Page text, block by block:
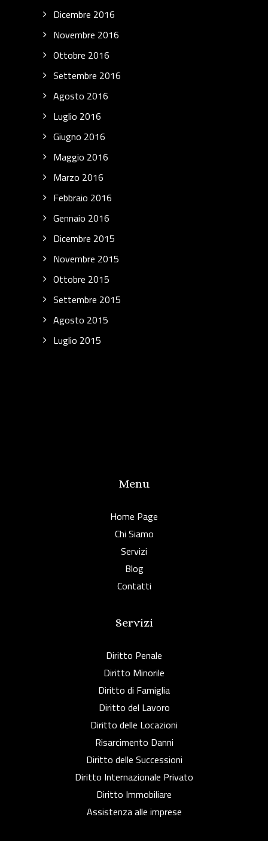
Dicembre 2016
Novembre 2016
Ottobre 2016
Settembre 2016
Agosto 2016
Luglio 2016
Giugno 2016
Maggio 2016
Marzo 2016
Febbraio 2016
Gennaio 2016
Dicembre 2015
Novembre 2015
Ottobre 2015
Settembre 2015
Agosto 2015
Luglio 2015
Menu
Home Page
Chi Siamo
Servizi
Blog
Contatti
Servizi
Diritto Penale
Diritto Minorile
Diritto di Famiglia
Diritto del Lavoro
Diritto delle Locazioni
Risarcimento Danni
Diritto delle Successioni
Diritto Internazionale Privato
Diritto Immobiliare
Assistenza alle imprese